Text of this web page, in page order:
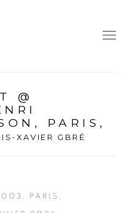
@
PARIS,
XAVIER GBRÉ
PARIS,